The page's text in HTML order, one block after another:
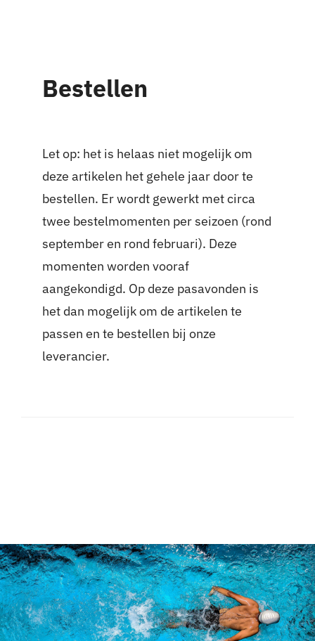
Bestellen
Let op: het is helaas niet mogelijk om
deze artikelen het gehele jaar door te
bestellen. Er wordt gewerkt met circa
twee bestelmomenten per seizoen (rond
september en rond februari). Deze
momenten worden vooraf
aangekondigd. Op deze pasavonden is
het dan mogelijk om de artikelen te
passen en te bestellen bij onze
leverancier.